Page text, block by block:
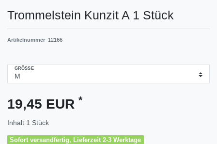
Trommelstein Kunzit A 1 Stück
Artikelnummer 12166
GRÖSSE
19,45 EUR *
Inhalt 1 Stück
Sofort versandfertig, Lieferzeit 2-3 Werktage